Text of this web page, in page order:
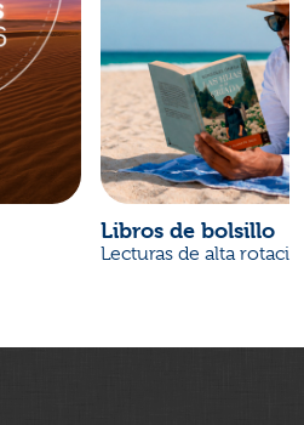
Libros de bolsillo
Lecturas de alta